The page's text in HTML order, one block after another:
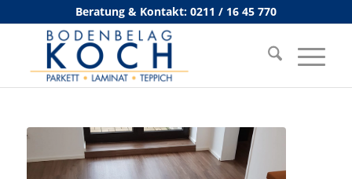
Beratung & Kontakt: 0211 / 16 45 770